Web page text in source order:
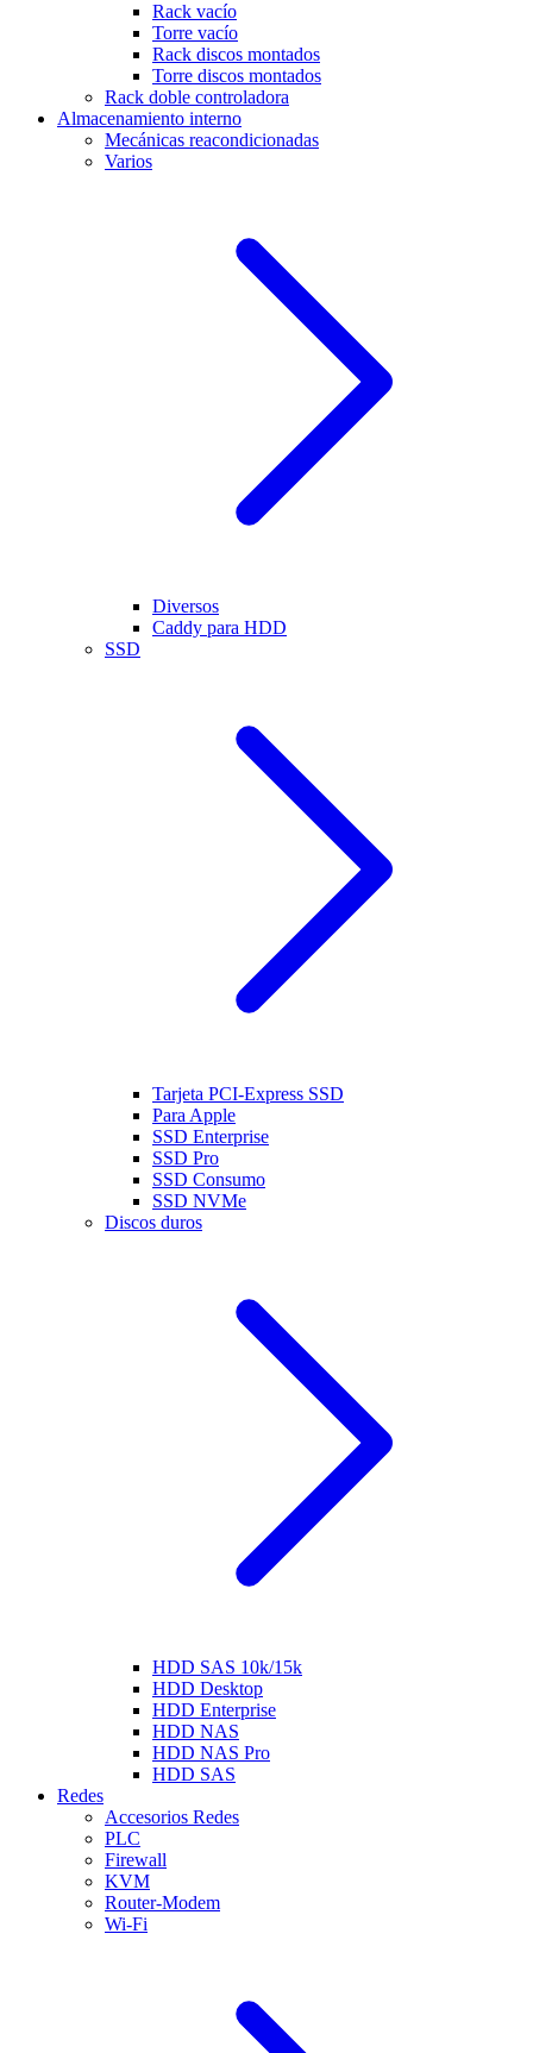
Rack vacío
Torre vacío
Rack discos montados
Torre discos montados
Rack doble controladora
Almacenamiento interno
Mecánicas reacondicionadas
Varios
Diversos
Caddy para HDD
SSD
Tarjeta PCI-Express SSD
Para Apple
SSD Enterprise
SSD Pro
SSD Consumo
SSD NVMe
Discos duros
HDD SAS 10k/15k
HDD Desktop
HDD Enterprise
HDD NAS
HDD NAS Pro
HDD SAS
Redes
Accesorios Redes
PLC
Firewall
KVM
Router-Modem
Wi-Fi